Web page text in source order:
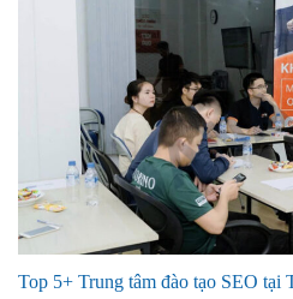
Top 5+ Trung tâm đào tạo SEO tại